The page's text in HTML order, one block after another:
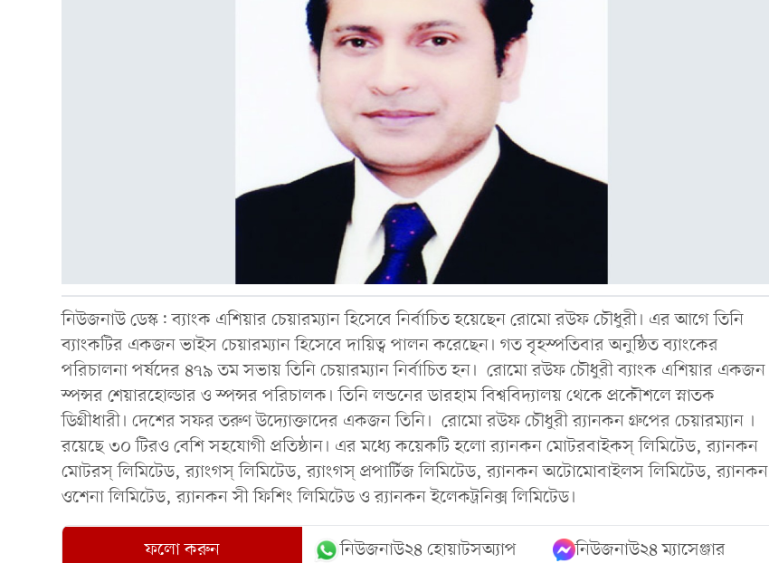
নিউজনাউ ডেস্ক: ব্যাংক এশিয়ার চেয়ারম্যান হিসেবে নির্বাচিত হয়েছেন রোমো রউফ চৌধুরী। এর আগে তিনি
ব্যাংকটির একজন ভাইস চেয়ারম্যান হিসেবে দায়িত্ব পালন করেছেন। গত বৃহস্পতিবার অনুষ্ঠিত ব্যাংকের
পরিচালনা পর্ষদের ৪৭৯ তম সভায় তিনি চেয়ারম্যান নির্বাচিত হন। রোমো রউফ চৌধুরী ব্যাংক এশিয়ার একজন
স্পন্সর শেয়ারহোল্ডার ও স্পন্সর পরিচালক। তিনি লন্ডনের ডারহাম বিশ্ববিদ্যালয় থেকে প্রকৌশলে স্নাতক
ডিগ্রীধারী। দেশের সফর তরুণ উদ্যোক্তাদের একজন তিনি। রোমো রউফ চৌধুরী র‌্যানকন গ্রুপের চেয়ারম্যান ।
রয়েছে ৩০ টিরও বেশি সহযোগী প্রতিষ্ঠান। এর মধ্যে কয়েকটি হলো র‌্যানকন মোটরবাইকস্ লিমিটেড, র‌্যানকন
মোটরস্ লিমিটেড, র‌্যাংগস্ লিমিটেড, র‌্যাংগস্ প্রপার্টিজ লিমিটেড, র‌্যানকন অটোমোবাইলস লিমিটেড, র‌্যানকন
ওশেনা লিমিটেড, র‌্যানকন সী ফিশিং লিমিটেড ও র‌্যানকন ইলেকট্রনিক্স লিমিটেড।
ফলো করুন নিউজনাউ২৪ হোয়াটসঅ্যাপ নিউজনাউ২৪ ম্যাসেঞ্জার